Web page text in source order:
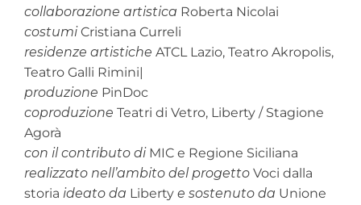
collaborazione artistica Roberta Nicolai
costumiCristiana Curreli
residenze artistiche ATCL Lazio, Teatro Akropolis,
Teatro Galli Rimini|
produzione PinDoc
coproduzione Teatri di Vetro, Liberty / Stagione
Agorà
con il contributo diMIC e Regione Siciliana
realizzato nell’ambito del progetto Voci dalla
storia ideato da Liberty e sostenuto da Unione